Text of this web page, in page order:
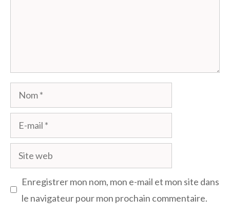
Nom
mail
Site
web
Enregistrer mon nom, mon e-mail et mon site dans
le navigateur pour mon prochain commentaire.